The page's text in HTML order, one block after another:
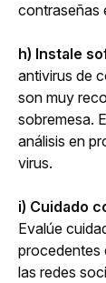
contraseñas
h) Instale
antivirus de
son muy
sobremesa.
análisis en
virus.
i) Cuidado
Evalúe
procedentes
las redes